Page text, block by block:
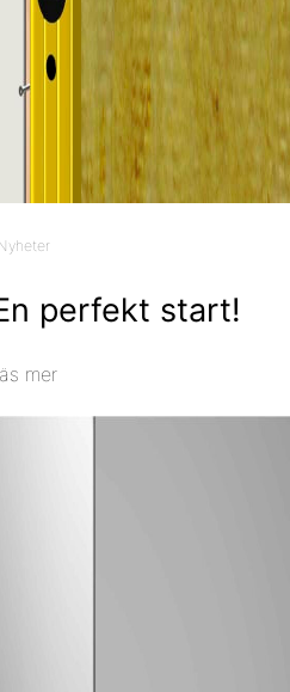
perfekt start!
mer